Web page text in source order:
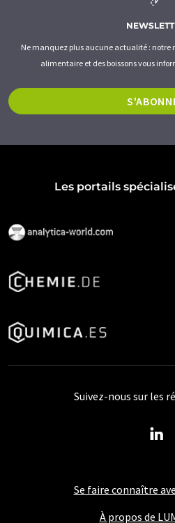
Ne manquez plus aucune actualité : notre
alimentaire et des boissons vous
Les portails
Se faire connaître
À propos de
Suivez-nous sur les